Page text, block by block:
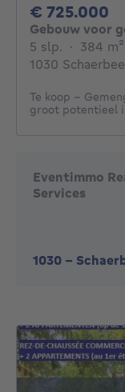
€ 725.000
Gebouw voor
5 slp. 5
· 384 m²
1030
Te koop –
groot potentieel
Eventimmo
Services
1030 -